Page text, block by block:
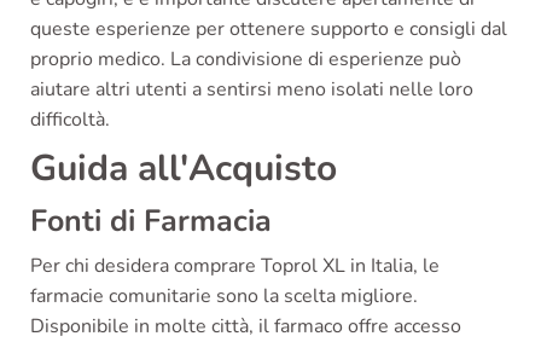
queste esperienze per ottenere supporto e consigli dal
proprio medico. La condivisione di esperienze può
aiutare altri utenti a sentirsi meno isolati nelle loro
difficoltà.
Guida all'Acquisto
Fonti di Farmacia
Per chi desidera comprare Toprol XL in Italia, le
farmacie comunitarie sono la scelta migliore.
Disponibile in molte città, il farmaco offre accesso